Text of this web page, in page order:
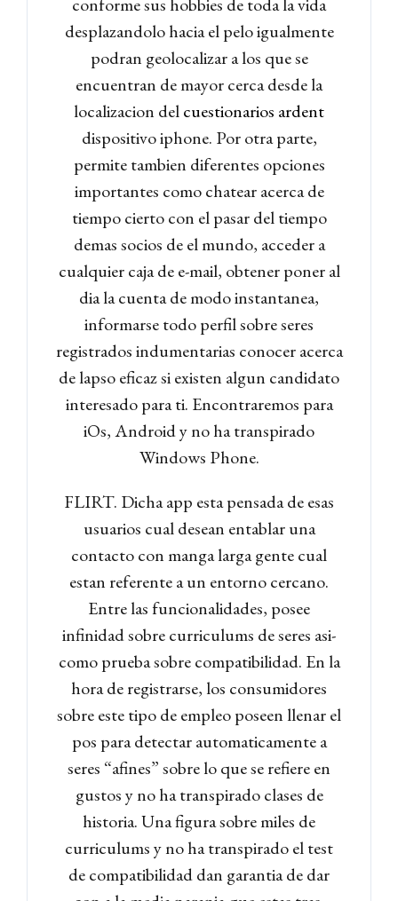
desplazandolo hacia el pelo igualmente
podran geolocalizar a los que se
encuentran de mayor cerca desde la
localizacion delcuestionarios ardent
dispositivo iphone. Por otra parte,
permite tambien diferentes opciones
importantes como chatear acerca de
tiempo cierto con el pasar del tiempo
demas socios de el mundo, acceder a
cualquier caja de e-mail, obtener poner al
dia la cuenta de modo instantanea,
informarse todo perfil sobre seres
registrados indumentarias conocer acerca
de lapso eficaz si existen algun candidato
interesado para ti. Encontraremos para
iOs, Android y no ha transpirado
Windows Phone.
FLIRT. Dicha app esta pensada de esas
usuarios cual desean entablar una
contacto con manga larga gente cual
estan referente a un entorno cercano.
Entre las funcionalidades, posee
infinidad sobre curriculums de seres asi­
como prueba sobre compatibilidad. En la
hora de registrarse, los consumidores
sobre este tipo de empleo poseen llenar el
pos para detectar automaticamente a
seres “afines” sobre lo que se refiere en
gustos y no ha transpirado clases de
historia. Una figura sobre miles de
curriculums y no ha transpirado el test
de compatibilidad dan garanti­a de dar